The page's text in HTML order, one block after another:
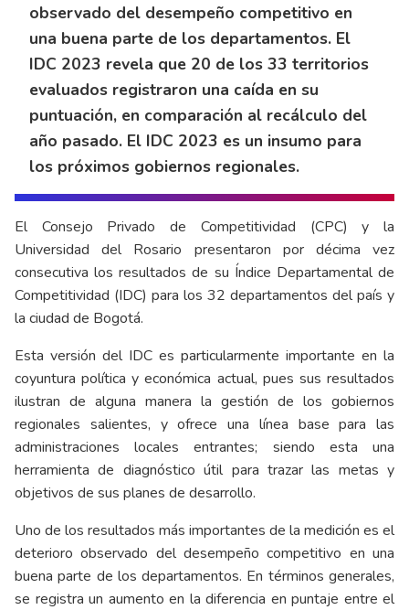
observado del desempeño competitivo en
una buena parte de los departamentos. El
IDC 2023 revela que 20 de los 33 territorios
evaluados registraron una caída en su
puntuación, en comparación al recálculo del
año pasado. El IDC 2023 es un insumo para
los próximos gobiernos regionales.
El Consejo Privado de Competitividad (CPC) y la
Universidad del Rosario presentaron por décima vez
consecutiva los resultados de su Índice Departamental de
Competitividad (IDC) para los 32 departamentos del país y
la ciudad de Bogotá.
Esta versión del IDC es particularmente importante en la
coyuntura política y económica actual, pues sus resultados
ilustran de alguna manera la gestión de los gobiernos
regionales salientes, y ofrece una línea base para las
administraciones locales entrantes; siendo esta una
herramienta de diagnóstico útil para trazar las metas y
objetivos de sus planes de desarrollo.
Uno de los resultados más importantes de la medición es el
deterioro observado del desempeño competitivo en una
buena parte de los departamentos. En términos generales,
se registra un aumento en la diferencia en puntaje entre el